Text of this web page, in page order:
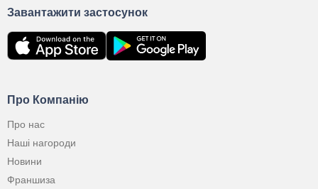
Про Компанію
Про нас
Наші нагороди
Новини
Франшиза
Завантажити застосунок